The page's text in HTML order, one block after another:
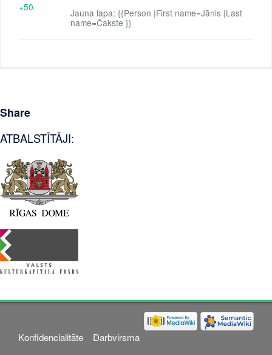
Jauna lapa: {{Person |First name=Jānis |Last
name=Čakste }}
+50
Share
ATBALSTĪTĀJI:
Konfidencialitāte
Darbvirsma